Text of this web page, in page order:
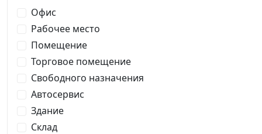
Офис
Рабочее место
Помещение
Торговое помещение
Свободного назначения
Автосервис
Здание
Склад